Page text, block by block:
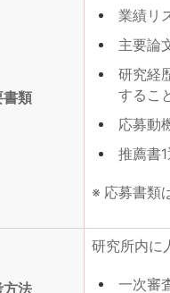
類
業績リ
主要論
研究経
するこ
応募動
推薦書
※ 応募書類
法
研究所内に
一次審